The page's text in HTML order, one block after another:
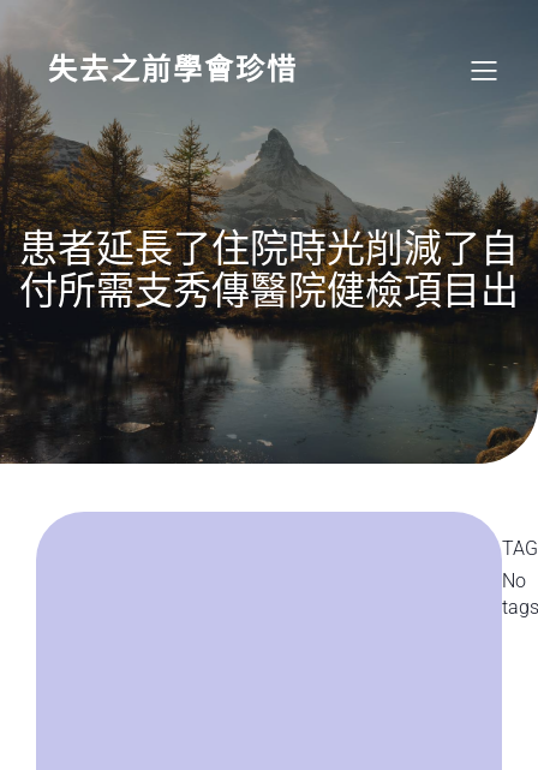
content
失去之前學會珍惜
患者延長了住院時光削減了自
付所需支秀傳醫院健檢項目出
No
tags